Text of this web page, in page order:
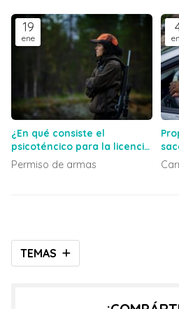
TEMAS
19
ene
¿En qué consiste el
psicoténcico para la licencia
de armas?
Permiso de armas